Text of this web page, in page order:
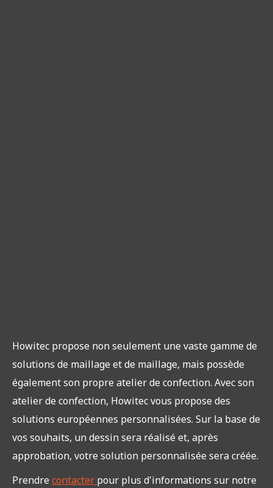
Howitec propose non seulement une vaste gamme de
solutions de maillage et de maillage, mais possède
également son propre atelier de confection. Avec son
atelier de confection, Howitec vous propose des
solutions européennes personnalisées. Sur la base de
vos souhaits, un dessin sera réalisé et, après
approbation, votre solution personnalisée sera créée.
Prendre contacter pour plus d'informations sur notre